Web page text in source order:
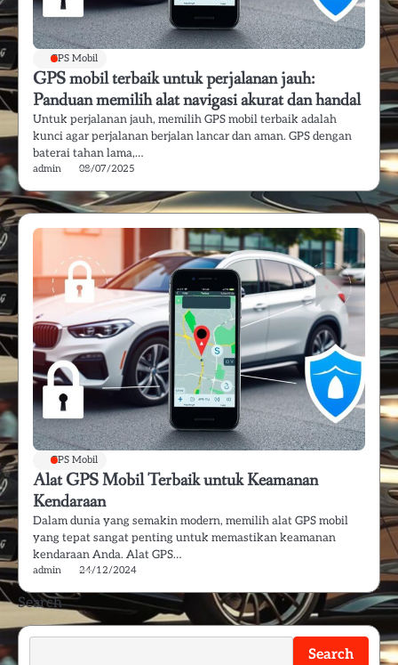
GPS Mobil
GPS mobil terbaik untuk perjalanan jauh:
Panduan memilih alat navigasi akurat dan handal
Untuk perjalanan jauh, memilih GPS mobil terbaik adalah
kunci agar perjalanan berjalan lancar dan aman. GPS dengan
baterai tahan lama,…
admin 08/07/2025
GPS Mobil
Alat GPS Mobil Terbaik untuk Keamanan
Kendaraan
Dalam dunia yang semakin modern, memilih alat GPS mobil
yang tepat sangat penting untuk memastikan keamanan
kendaraan Anda. Alat GPS…
admin 24/12/2024
Search
Search